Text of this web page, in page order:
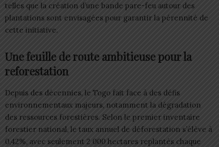
telles que la création d’une bande pare-feu autour des
plantations sont envisagées pour garantir la pérennité de
cette initiative.
Une feuille de route ambitieuse pour la
reforestation
Depuis des décennies, le Togo fait face à des défis
environnementaux majeurs, notamment la dégradation
des ressources forestières. Selon le premier inventaire
forestier national, le taux annuel de déforestation s’élève à
0,42%, avec seulement 2 000 hectares replantés chaque